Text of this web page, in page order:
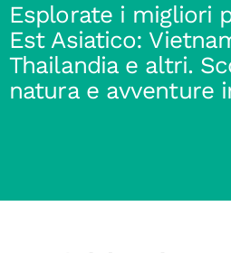
Esplorate i migliori
Est Asiatico:
Thailandia e altri.
natura e avventure